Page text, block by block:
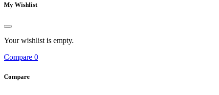
My Wishlist
Your wishlist is empty.
Compare 0
Compare